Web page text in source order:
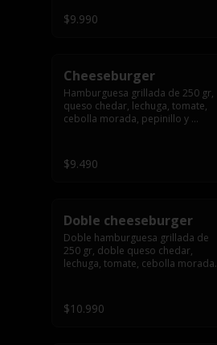
$9.990
Cheeseburger
Hamburguesa grillada de 250 gr,
queso chedar, lechuga, tomate,
cebolla morada, pepinillo y
$9.490
Doble cheeseburger
Doble hamburguesa grillada de
250 gr, doble queso chedar,
lechuga, tomate, cebolla morada,
$10.990